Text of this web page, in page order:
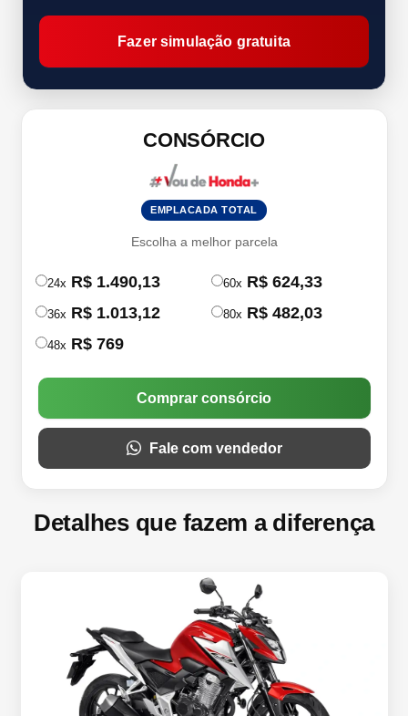
Fazer simulação gratuita
CONSÓRCIO
EMPLACADA TOTAL
Escolha a melhor parcela
24x R$ 1.490,13
36x R$ 1.013,12
48x R$ 769
60x R$ 624,33
80x R$ 482,03
Comprar consórcio
Fale com vendedor
Detalhes que fazem a diferença